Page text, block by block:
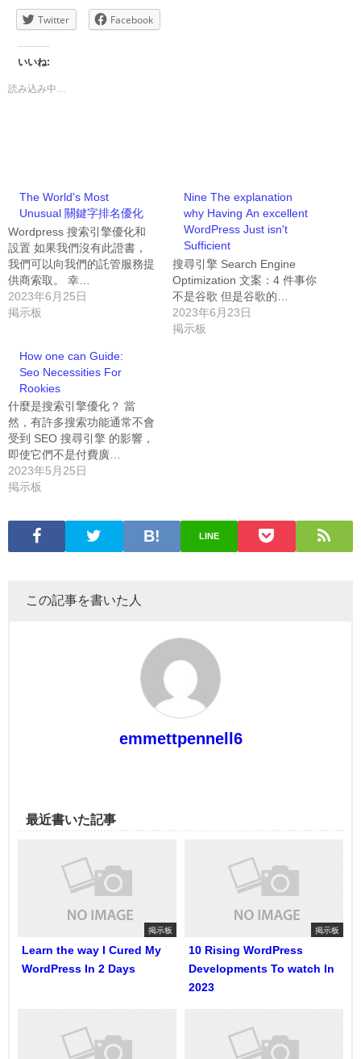
Twitter Facebook
いいね:
読み込み中…
The World's Most
Unusual 關鍵字排名優化
Wordpress 搜索引擎優化和
設置 如果我們沒有此證書，
我們可以向我們的託管服務提
供商索取。 幸…
2023年6月25日
掲示板
Nine The explanation
why Having An excellent
WordPress Just isn't
Sufficient
搜尋引擎 Search Engine
Optimization 文案：4 件事你
不是谷歌 但是谷歌的…
2023年6月23日
掲示板
How one can Guide:
Seo Necessities For
Rookies
什麼是搜索引擎優化？ 當
然，有許多搜索功能通常不會
受到 SEO 搜尋引擎 的影響，
即使它們不是付費廣…
2023年5月25日
掲示板
LINE
この記事を書いた人
emmettpennell6
最近書いた記事
掲示板
Learn the way I Cured My
WordPress In 2 Days
掲示板
10 Rising WordPress
Developments To watch In
2023